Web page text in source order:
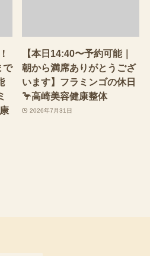
で
【本日14:40〜予約可能｜
朝から満席ありがとうござ
います】フラミンゴの休日
🦩高崎美容健康整体
2026年7月31日